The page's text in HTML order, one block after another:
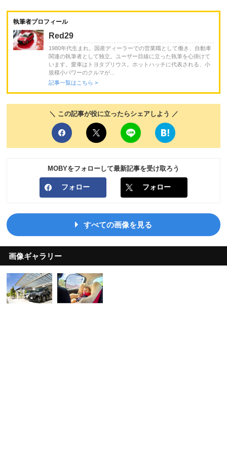
執筆者プロフィール
Red29
1980年代生まれ。国産ディーラーでの営業職として働き、自動車
関連の執筆者として独立。ユーザー目線に立った執筆を心掛けて
います。愛車はトヨタプリウス。ホットハッチに代表される、小
規模小パワーのクルマが...
記事一覧はこちら >
＼ この記事が役に立ったらシェアしよう ／
MOBYをフォローして最新記事を受け取ろう
フォロー フォロー
すべての画像を見る
画像ギャラリー